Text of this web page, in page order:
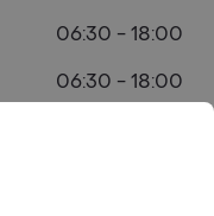
06:30 - 18:00
06:30 - 18:00